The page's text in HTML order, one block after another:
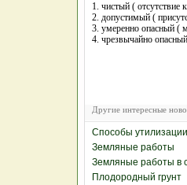
1. чистый ( отсутствие
2. допустимый (
3. умеренно опасный (
4. чрезвычайно
Другие интересные
Способы
Земляные работы
Земляные работы в
Плодородный грунт